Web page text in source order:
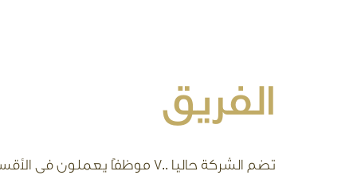
الفريق
تضم الشركة حاليا 700 موظفًا يعملون في الأقسام الفنية والإدارية والمالية، هذا بخلاف مئات آخرين يعملون بشكل مباشر في الأفلام من إنتاج الشركة.